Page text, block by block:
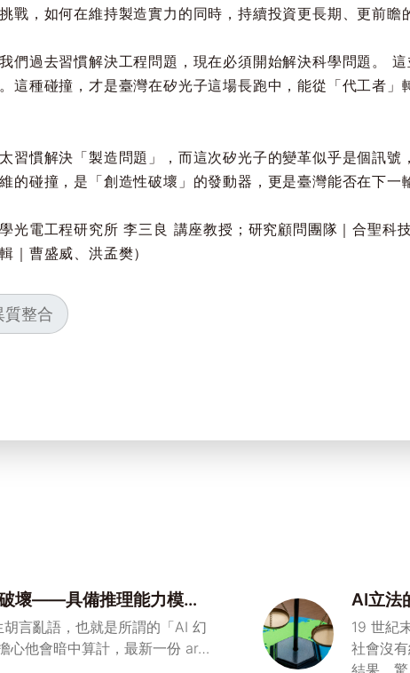
戰，如何在維持製造實力的同時，持續投資更長期、更前瞻
們過去習慣解決工程問題，現在必須開始解決科學問題。
這種碰撞，才是臺灣在矽光子這場長跑中，能從「代工者
習慣解決「製造問題」，而這次矽光子的變革似乎是個訊
的碰撞，是「創造性破壞」的發動器，更是臺灣能否在下一
光電工程研究所 李三良 講座教授；研究顧問團隊｜合聖科
｜曹盛威、洪孟樊）
質整合
壞——具備推理能力模型
言亂語，也就是所謂的「AI 幻
心他會暗中算計，最新一份 ar…
AI立法
19 世紀
社會沒
結果，驚…